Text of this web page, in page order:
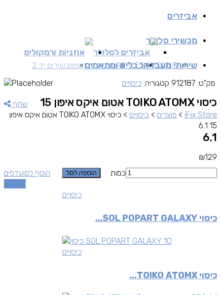
אביזרים
אביזרים לסלולר אוזניות ורמקולים
מכשירי סלולר
SAMSUNG
APPLEמכשירים זאפמכשירים יד 2 שירותי מעבדהכבלים ומתאמים
שתף
iFix Store
> מוצרים > כיסויים >
כיסוי TOIKO ATOMX אטום איקס איפון
15 6.1
כיסוי TOIKO ATOMX אטום איקס איפון 15
6.1
₪129
כמות
הוספה לסל
הוסף למועדפים
מק"ט: 912187 קטגוריה: כיסויים
כיסויים
כיסוי SOL POPART GALAXY...
כיסויים
כיסוי TOIKO ATOMX...